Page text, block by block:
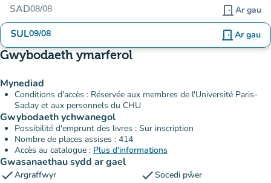
SAD08/08 door_front Ar gau
SUL09/08 door_front Ar gau
Gwybodaeth ymarferol
Mynediad
Conditions d'accès : Réservée aux membres de l'Université Paris-
Saclay et aux personnels du CHU
Gwybodaeth ychwanegol
Possibilité d'emprunt des livres : Sur inscription
Nombre de places assises : 414
Accès au catalogue : Plus d'informations
Gwasanaethau sydd ar gael
checkArgraffwyr checkSocedi pŵer